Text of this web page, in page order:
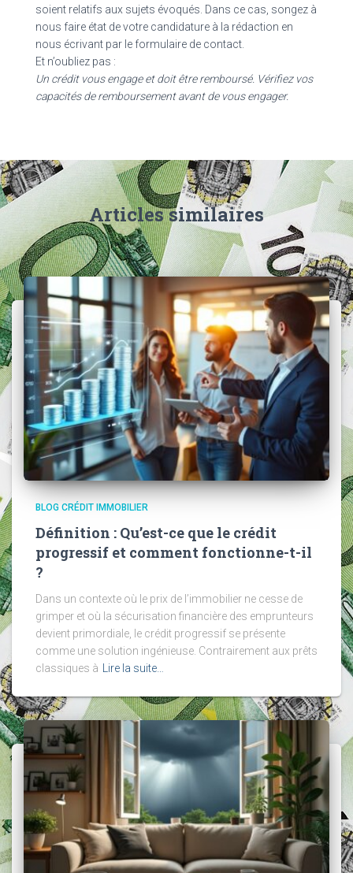
soient relatifs aux sujets évoqués. Dans ce cas, songez à
nous faire état de votre candidature à la rédaction en
nous écrivant par le formulaire de contact.
Et n’oubliez pas :
Un crédit vous engage et doit être remboursé. Vérifiez vos
capacités de remboursement avant de vous engager.
Articles similaires
BLOG CRÉDIT IMMOBILIER
Définition : Qu’est-ce que le crédit
progressif et comment fonctionne-t-il
?
Dans un contexte où le prix de l’immobilier ne cesse de
grimper et où la sécurisation financière des emprunteurs
devient primordiale, le crédit progressif se présente
comme une solution ingénieuse. Contrairement aux prêts
classiques à Lire la suite…